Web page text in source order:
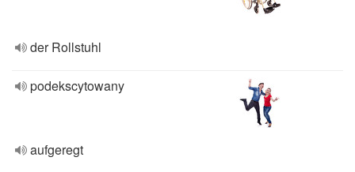
der Rollstuhl
podekscytowany
aufgeregt